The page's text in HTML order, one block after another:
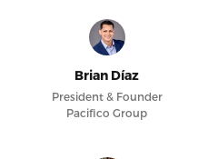
Brian Díaz
President & Founder
Pacifico Group